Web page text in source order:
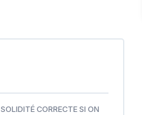
SOLIDITÉ CORRECTE SI ON